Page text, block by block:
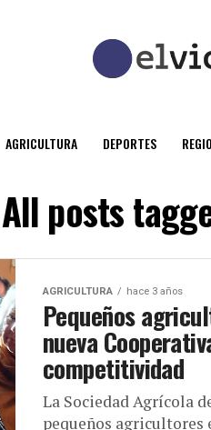
AGRICULTURA DEPORTES
All posts
AGRICULTURA hace 3 años
Pequeños
nueva
competitividad
La Sociedad Agrícola
pequeños agricultores